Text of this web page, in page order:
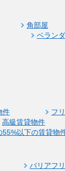
角部屋
ベラン
件
フ
高級賃貸物件
以下の賃貸物
バリアフ